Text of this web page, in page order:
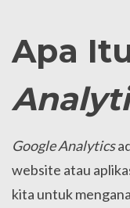
Apa
Google Analytics
website atau
kita untuk